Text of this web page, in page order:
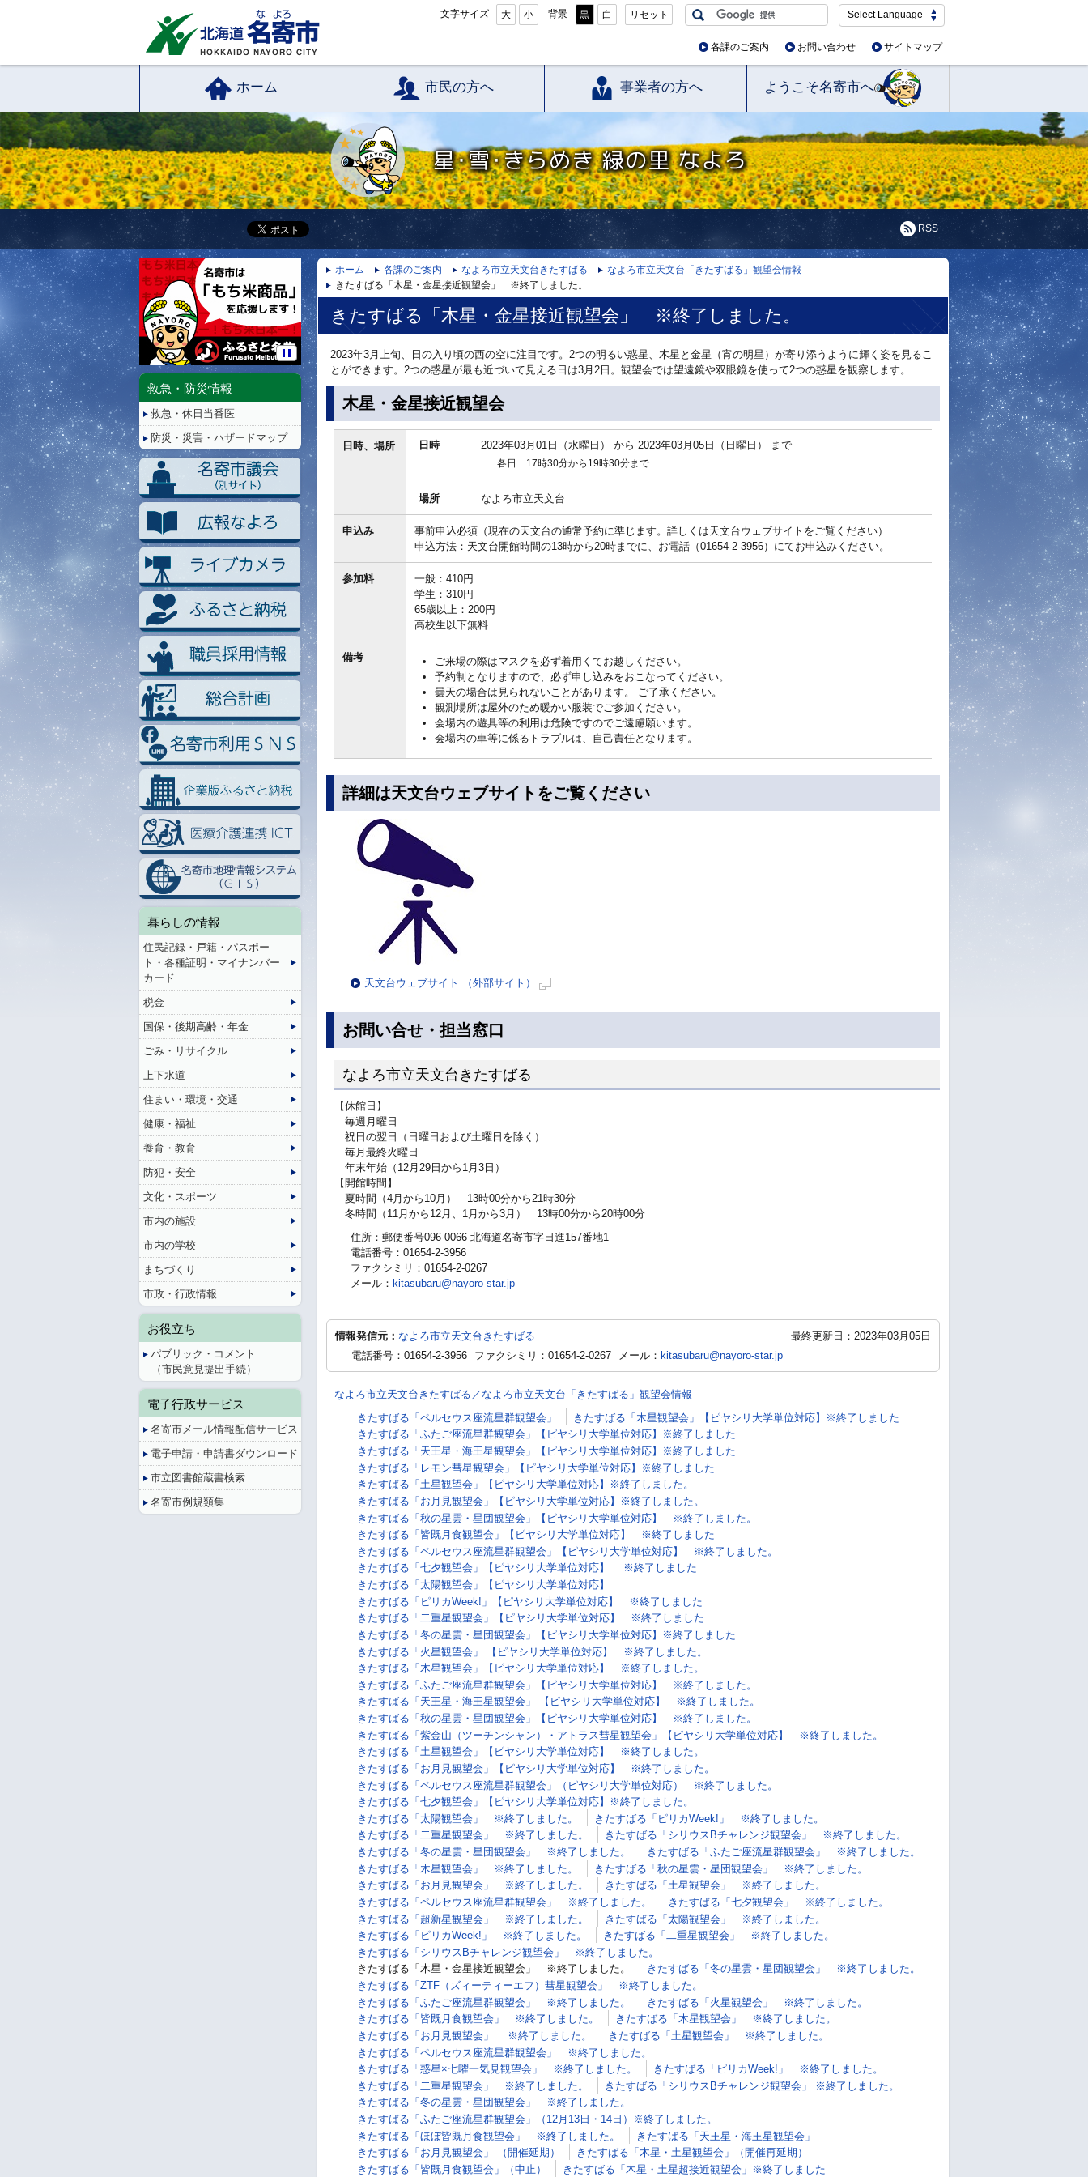
文字サイズ 大 小 背景 黒 白 リセット Select Language
各課のご案内 お問い合わせ サイトマップ
ホーム 市民の方へ 事業者の方へ ようこそ名寄市へ
星・雪・きらめき 緑の里 なよろ
RSS
ホーム 各課のご案内 なよろ市立天文台きたすばる
なよろ市立天文台「きたすばる」観望会情報
きたすばる「木星・金星接近観望会」 ※終了しました。
きたすばる「木星・金星接近観望会」 ※終了しました。
2023年3月上旬、日の入り頃の西の空に注目です。2つの明るい惑星、木星と金星（宵の明星）が寄り添うように輝く姿を見るこ
とができます。2つの惑星が最も近づいて見える日は3月2日。観望会では望遠鏡や双眼鏡を使って2つの惑星を観察します。
木星・金星接近観望会
日時、場所 日時 2023年03月01日（水曜日） から 2023年03月05日（日曜日） まで
各日 17時30分から19時30分まで
場所 なよろ市立天文台
申込み
事前申込必須（現在の天文台の通常予約に準じます。詳しくは天文台ウェブサイトをご覧ください）
申込方法：天文台開館時間の13時から20時までに、お電話（01654-2-3956）にてお申込みください。
参加料
一般：410円
学生：310円
65歳以上：200円
高校生以下無料
備考
ご来場の際はマスクを必ず着用くてお越しください。
予約制となりますので、必ず申し込みをおこなってください。
曇天の場合は見られないことがあります。 ご了承ください。
観測場所は屋外のため暖かい服装でご参加ください。
会場内の遊具等の利用は危険ですのでご遠慮願います。
会場内の車等に係るトラブルは、自己責任となります。
詳細は天文台ウェブサイトをご覧ください
天文台ウェブサイト （外部サイト）
で
お問い合せ・担当窓口
なよろ市立天文台きたすばる
【休館日】
毎週月曜日
祝日の翌日（日曜日および土曜日を除く）
毎月最終火曜日
年末年始（12月29日から1月3日）
【開館時間】
夏時間（4月から10月） 13時00分から21時30分
冬時間（11月から12月、1月から3月） 13時00分から20時00分
住所：郵便番号096-0066 北海道名寄市字日進157番地1
電話番号：01654-2-3956
ファクシミリ：01654-2-0267
メール： kitasubaru@nayoro-star.jp
最終更新日：2023年03月05日
情報発信元： なよろ市立天文台きたすばる
電話番号：01654-2-3956
ファクシミリ：01654-2-0267 メール： kitasubaru@nayoro-star.jp
なよろ市立天文台きたすばる／なよろ市立天文台「きたすばる」観望会情報
きたすばる「ペルセウス座流星群観望会」
きたすばる「木星観望会」【ピヤシリ大学単位対応】※終了しました
きたすばる「ふたご座流星群観望会」【ピヤシリ大学単位対応】※終了しました
きたすばる「天王星・海王星観望会」【ピヤシリ大学単位対応】※終了しました
きたすばる「レモン彗星観望会」【ピヤシリ大学単位対応】※終了しました
きたすばる「土星観望会」【ピヤシリ大学単位対応】※終了しました。
きたすばる「お月見観望会」【ピヤシリ大学単位対応】※終了しました。
きたすばる「秋の星雲・星団観望会」【ピヤシリ大学単位対応】 ※終了しました。
きたすばる「皆既月食観望会」【ピヤシリ大学単位対応】 ※終了しました
きたすばる「ペルセウス座流星群観望会」【ピヤシリ大学単位対応】 ※終了しました。
きたすばる「七夕観望会」【ピヤシリ大学単位対応】 ※終了しました
きたすばる「太陽観望会」【ピヤシリ大学単位対応】
きたすばる「ピリカWeek!」【ピヤシリ大学単位対応】 ※終了しました
きたすばる「二重星観望会」【ピヤシリ大学単位対応】 ※終了しました
きたすばる「冬の星雲・星団観望会」【ピヤシリ大学単位対応】※終了しました
きたすばる「火星観望会」 【ピヤシリ大学単位対応】 ※終了しました。
きたすばる「木星観望会」【ピヤシリ大学単位対応】 ※終了しました。
きたすばる「ふたご座流星群観望会」【ピヤシリ大学単位対応】 ※終了しました。
きたすばる「天王星・海王星観望会」 【ピヤシリ大学単位対応】 ※終了しました。
きたすばる「秋の星雲・星団観望会」【ピヤシリ大学単位対応】 ※終了しました。
きたすばる「紫金山（ツーチンシャン）・アトラス彗星観望会」【ピヤシリ大学単位対応】 ※終了しました。
きたすばる「土星観望会」【ピヤシリ大学単位対応】 ※終了しました。
きたすばる「お月見観望会」【ピヤシリ大学単位対応】 ※終了しました。
きたすばる「ペルセウス座流星群観望会」（ピヤシリ大学単位対応） ※終了しました。
きたすばる「七夕観望会」【ピヤシリ大学単位対応】※終了しました。
きたすばる「太陽観望会」 ※終了しました。
きたすばる「ピリカWeek!」 ※終了しました。
きたすばる「二重星観望会」 ※終了しました。
きたすばる「シリウスBチャレンジ観望会」 ※終了しました。
きたすばる「冬の星雲・星団観望会」 ※終了しました。
きたすばる「ふたご座流星群観望会」 ※終了しました。
きたすばる「木星観望会」 ※終了しました。
きたすばる「秋の星雲・星団観望会」 ※終了しました。
きたすばる「お月見観望会」 ※終了しました。
きたすばる「土星観望会」 ※終了しました。
きたすばる「ペルセウス座流星群観望会」 ※終了しました。
きたすばる「七夕観望会」 ※終了しました。
きたすばる「超新星観望会」 ※終了しました。
きたすばる「太陽観望会」 ※終了しました。
きたすばる「ピリカWeek!」 ※終了しました。
きたすばる「二重星観望会」 ※終了しました。
きたすばる「シリウスBチャレンジ観望会」 ※終了しました。
きたすばる「木星・金星接近観望会」 ※終了しました。
きたすばる「冬の星雲・星団観望会」 ※終了しました。
きたすばる「ZTF（ズィーティーエフ）彗星観望会」 ※終了しました。
きたすばる「ふたご座流星群観望会」 ※終了しました。
きたすばる「火星観望会」 ※終了しました。
きたすばる「皆既月食観望会」 ※終了しました。
きたすばる「木星観望会」 ※終了しました。
きたすばる「お月見観望会」 ※終了しました。
きたすばる「土星観望会」 ※終了しました。
きたすばる「ペルセウス座流星群観望会」 ※終了しました。
きたすばる「惑星×七曜一気見観望会」 ※終了しました。
きたすばる「ピリカWeek!」 ※終了しました。
きたすばる「二重星観望会」 ※終了しました。
きたすばる「シリウスBチャレンジ観望会」 ※終了しました。
きたすばる「冬の星雲・星団観望会」 ※終了しました。
きたすばる「ふたご座流星群観望会」（12月13日・14日）※終了しました。
きたすばる「ほぼ皆既月食観望会」 ※終了しました。
きたすばる「天王星・海王星観望会」
きたすばる「お月見観望会」 （開催延期）
きたすばる「木星・土星観望会」（開催再延期）
きたすばる「皆既月食観望会」（中止）
きたすばる「木星・土星超接近観望会」※終了しました
停
再
救急・防災情報
救急・休日当番医
防災・災害・ハザードマップ
暮らしの情報
住民記録・戸籍・パスポー
ト・各種証明・マイナンバー
カード
税金
国保・後期高齢・年金
ごみ・リサイクル
上下水道
住まい・環境・交通
健康・福祉
養育・教育
防犯・安全
文化・スポーツ
市内の施設
市内の学校
まちづくり
市政・行政情報
お役立ち
パブリック・コメント
（市民意見提出手続）
電子行政サービス
名寄市メール情報配信サービス
電子申請・申請書ダウンロード
市立図書館蔵書検索
名寄市例規類集